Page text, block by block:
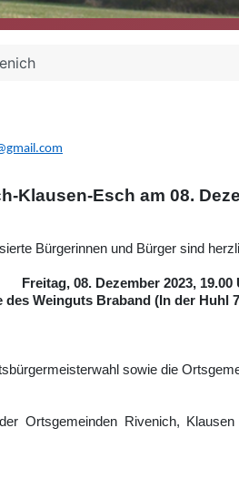
Klausen-Esch am 08.
Bürgerinnen und Bürger sind
Freitag, 08. Dezember 2023, 19.00
des Weinguts Braband (In der Huhl
sowie die
Ortsgemeinden Rivenich,